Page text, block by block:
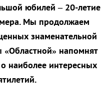
юбилей – 20-летие
Мы продолжаем
знаменательной
напомнят
наиболее интересных